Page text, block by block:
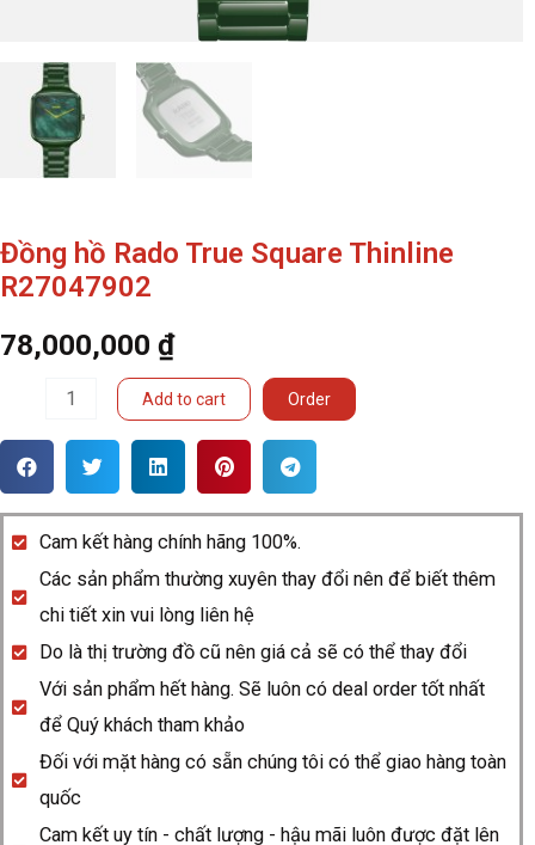
Đồng hồ Rado True Square Thinline
R27047902
78,000,000 ₫
Rado
True
Square
Thinline
R27047902
quantity
Add to cart Order
Cam kết hàng chính hãng 100%.
Các sản phẩm thường xuyên thay đổi nên để biết thêm
chi tiết xin vui lòng liên hệ
Do là thị trường đồ cũ nên giá cả sẽ có thể thay đổi
Với sản phẩm hết hàng. Sẽ luôn có deal order tốt nhất
để Quý khách tham khảo
Đối với mặt hàng có sẵn chúng tôi có thể giao hàng toàn
quốc
Cam kết uy tín - chất lượng - hậu mãi luôn được đặt lên